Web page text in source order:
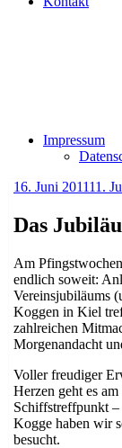
Impressum
Veröffentlicht
16. Juni 201111.
Das
Am
endlich soweit:
Vereinsjubiläums
Koggen in Kiel
zahlreichen
Morgenandacht
Voller freudiger
Herzen geht es
Schiffstreffpunkt
Kogge haben wir
besucht.